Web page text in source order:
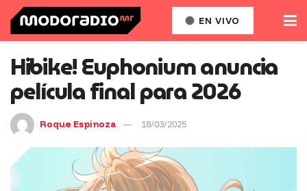
EN VIVO
Hibike! Euphonium anuncia
película final para 2026
Roque Espinoza 18/03/2025